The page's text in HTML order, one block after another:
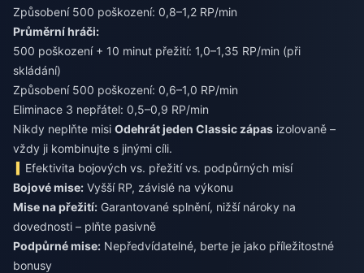
Způsobení 500 poškození: 0,8–1,2 RP/min
Průměrní hráči:
500 poškození + 10 minut přežití: 1,0–1,35 RP/min (při
skládání)
Způsobení 500 poškození: 0,6–1,0 RP/min
Eliminace 3 nepřátel: 0,5–0,9 RP/min
Nikdy neplňte misi Odehrát jeden Classic zápas izolovaně –
vždy ji kombinujte s jinými cíli.
Efektivita bojových vs. přežití vs. podpůrných misí
Bojové mise: Vyšší RP, závislé na výkonu
Mise na přežití: Garantované splnění, nižší nároky na
dovednosti – plňte pasivně
Podpůrné mise: Nepředvídatelné, berte je jako příležitostné
bonusy